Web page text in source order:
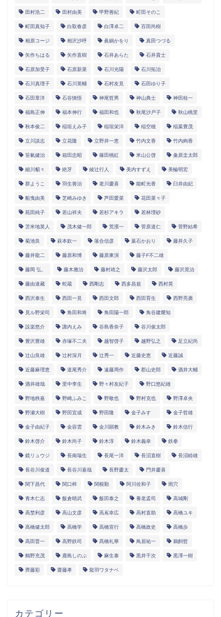
田村浩二 田村由美 甲野善紀 町田そのこ
町田真知子 白取春彦 白澤卓二 百田尚樹
相原コージ 相沢沙呼 眞鍋かをり 真田つづる
矢作ちはる 矢作直樹 石井あらた 石井貴士
石原加受子 石原新菜 石川光陽 石川拓治
石川真理子 石川英輔 石村友見 石田ゆり子
石田章洋 石谷慎悟 神尾哲男 神山典士 神田桂一
福島正伸 福本伸行 福田和也 秋尾沙戸子 秋山桃里
秋本俊二 稲垣えみ子 稲垣栄洋 稲空穂 稲葉豊茂
立川談志 立花隆 立野井一恵 竹内文香 竹内絢香
笹氣健治 箱田忠昭 篠田桃紅 米山公啓 粂原圭太郎
細川貂々 絶牙 綾辻行人 美内すずえ 美輪明宏
群ようこ 羽生善治 老川慶喜 能町光香 臼井由妃
船曳由美 芝崎みゆき 芦田愛菜 花田菜々子
苑田純子 若山祥夫 若杉アキラ 若林理砂
苫米地英人 茂木健一郎 荒濱一 菅原道仁 菅野結希
菊池良 萩本欽一 落合信彦 葉石かおり 藤井久子
藤井龍二 藤原和博 藤原東演 藤子F不二雄
藤岡 弘、 藤木雅治 藤村靖之 藤沢太郎 藤沢晃治
藤由達藏 蛇蔵 西剛志 西多昌規 西村晃
西沢泰生 西田一見 西田文郎 西田育生 西野亮廣
見ル野栄司 角田和将 角田陽一郎 角谷建耀知
設楽悠介 諏内えみ 谷島香奈子 谷川俊太郎
豊沢豊雄 赤塚不二夫 越智啓子 越野弘之 足立紀尚
辻山良雄 辻村深月 辻秀一 近藤史恵 近藤誠
近藤麻理恵 道尾秀介 遠藤周作 郡山史郎 酒井大輔
酒井雄哉 里中李生 野々村友紀子 野口悠紀雄
野地秩嘉 野崎ふみこ 野敬也 野村克也 野澤卓央
野瀬大樹 野田宜成 野田隆 金子みすゞ 金子哲雄
金子由紀子 金容雲 金川顕教 鈴木みき 鈴木信行
鈴木啓介 鈴木尚子 鈴木淳 鈴木義幸 鉄拳
鏡リュウジ 長南瑞生 長尾一洋 長沼直樹 長沼睦雄
長谷川俊道 長谷川嘉哉 長野慶太 門井慶喜
関下昌代 関口梓 関根勤 阿川佐和子 雨穴
青木仁志 飯倉晴武 飯田泰之 養老孟司 高城剛
高埜利彦 高山文彦 高嶌幸広 高村直助 高橋ユキ
高橋健太郎 高橋学 高橋宣行 高橋政史 高橋歩
高田晋一 高野鉄司 髙橋礼華 鳥居祐一 鵜飼哲
鶴野充茂 鹿島しのぶ 麻生泰 黒井千次 黒澤一樹
齊藤彩 齋藤孝 龍羽ワタナベ
カテゴリー